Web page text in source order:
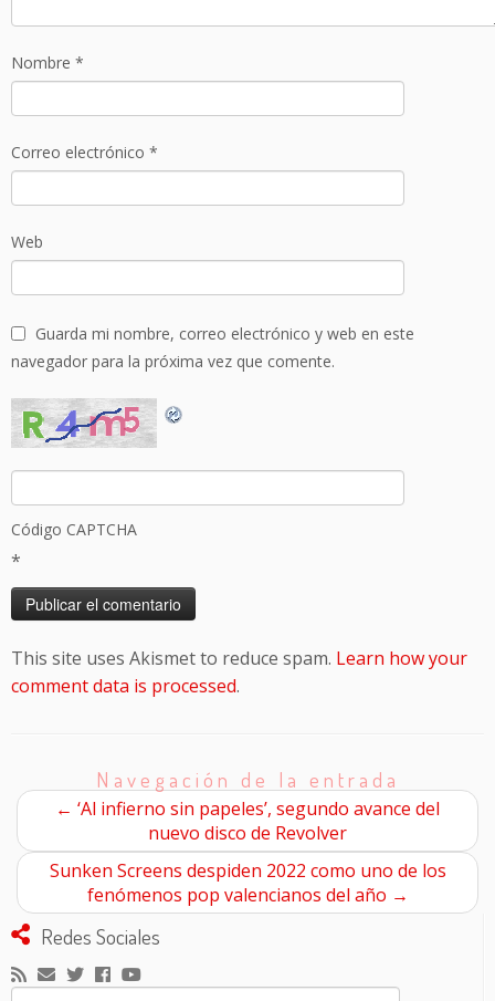
Nombre *
Correo electrónico *
Web
Guarda mi nombre, correo electrónico y web en este
navegador para la próxima vez que comente.
Código CAPTCHA
*
This site uses Akismet to reduce spam. Learn how your
comment data is processed.
Navegación de la entrada
← ‘Al infierno sin papeles’, segundo avance del
nuevo disco de Revolver
Sunken Screens despiden 2022 como uno de los
fenómenos pop valencianos del año →
Redes Sociales